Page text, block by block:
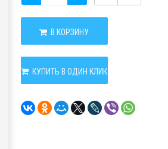
В КОРЗИНУ
КУПИТЬ В ОДИН КЛИК